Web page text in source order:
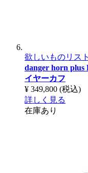
欲しいものリス
danger horn plus
イヤーカフ
¥ 349,800 (税込)
詳しく見る
在庫あり